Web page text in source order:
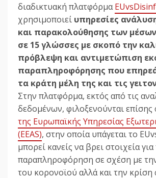
διαδικτυακή πλατφόρμα
χρησιμοποιεί υπηρεσίες
και παρακολούθησης των
σε 15 γλώσσες με σκοπό την
πρόβλεψη και αντιμετώπιση
παραπληροφόρησης που
τα κράτη μέλη της και τις
Στην πλατφόρμα, εκτός από τις
δεδομένων, φιλοξενούνται επίσης
της Ευρωπαϊκής Υπηρεσίας
(EEAS), στην οποία υπάγεται το
μπορεί κανείς να βρει στοιχεία για
παραπληροφόρηση σε σχέση με
του κορονοϊού αλλά και την κρίση